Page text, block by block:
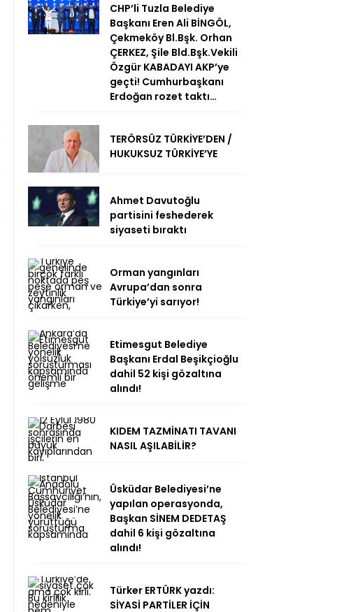
CHP’li Tuzla Belediye
Başkanı Eren Ali BİNGÖL,
Çekmeköy Bl.Bşk. Orhan
ÇERKEZ, Şile Bld.Bşk.Vekili
Özgür KABADAYI AKP’ye
geçti! Cumhurbaşkanı
Erdoğan rozet taktı…
TERÖRSÜZ TÜRKİYE’DEN /
HUKUKSUZ TÜRKİYE’YE
Ahmet Davutoğlu
partisini feshederek
siyaseti bıraktı
Orman yangınları
Avrupa’dan sonra
Türkiye’yi sarıyor!
Etimesgut Belediye
Başkanı Erdal Beşikçioğlu
dahil 52 kişi gözaltına
alındı!
KIDEM TAZMİNATI TAVANI
NASIL AŞILABİLİR?
Üsküdar Belediyesi’ne
yapılan operasyonda,
Başkan SİNEM DEDETAŞ
dahil 6 kişi gözaltına
alındı!
Türker ERTÜRK yazdı:
SİYASİ PARTİLER İÇİN